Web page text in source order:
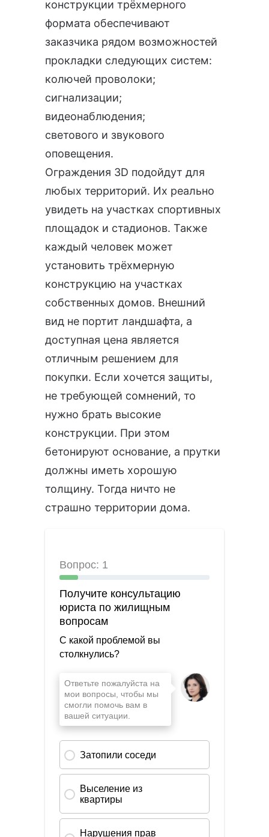
конструкции трёхмерного
формата обеспечивают
заказчика рядом возможностей
прокладки следующих систем:
колючей проволоки;
сигнализации;
видеонаблюдения;
светового и звукового
оповещения.
Ограждения 3D подойдут для
любых территорий. Их реально
увидеть на участках спортивных
площадок и стадионов. Также
каждый человек может
установить трёхмерную
конструкцию на участках
собственных домов. Внешний
вид не портит ландшафта, а
доступная цена является
отличным решением для
покупки. Если хочется защиты,
не требующей сомнений, то
нужно брать высокие
конструкции. При этом
бетонируют основание, а прутки
должны иметь хорошую
толщину. Тогда ничто не
страшно территории дома.